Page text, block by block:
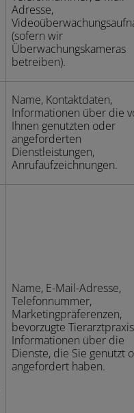
Adresse,
(sofern wir
Überwachungskameras
betreiben).
Name, Kontaktdaten,
Informationen über die
Ihnen genutzten oder
angeforderten
Dienstleistungen,
Anrufaufzeichnungen.
Name, E-Mail-Adresse,
Telefonnummer,
Marketingpräferenzen,
bevorzugte
Informationen über die
Dienste, die Sie genutzt
angefordert haben.